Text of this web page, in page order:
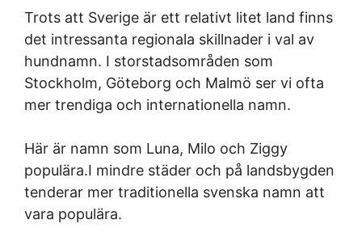
Trots att Sverige är ett relativt litet land finns
det intressanta regionala skillnader i val av
hundnamn. I storstadsområden som
Stockholm, Göteborg och Malmö ser vi ofta
mer trendiga och internationella namn.
Här är namn som Luna, Milo och Ziggy
populära.I mindre städer och på landsbygden
tenderar mer traditionella svenska namn att
vara populära.